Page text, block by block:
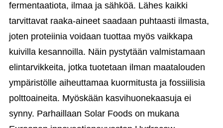
fermentaatiota, ilmaa ja sähköä. Lähes kaikki
tarvittavat raaka-aineet saadaan puhtaasti ilmasta,
joten proteiinia voidaan tuottaa myös vaikkapa
kuivilla kesannoilla. Näin pystytään valmistamaan
elintarvikkeita, jotka tuotetaan ilman maatalouden
ympäristölle aiheuttamaa kuormitusta ja fossiilisia
polttoaineita. Myöskään kasvihuonekaasuja ei
synny. Parhaillaan Solar Foods on mukana